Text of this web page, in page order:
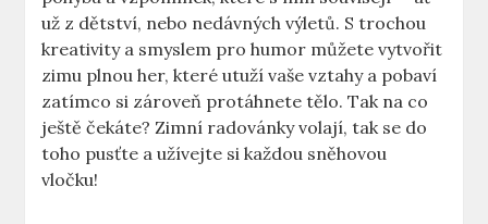
už z dětství, nebo nedávných výletů. S trochou
kreativity a smyslem pro humor můžete vytvořit
zimu plnou her, které utuží vaše vztahy a pobaví
zatímco si zároveň protáhnete tělo. Tak na co
ještě čekáte? Zimní radovánky volají, tak se do
toho pusťte a užívejte si každou sněhovou
vločku!